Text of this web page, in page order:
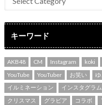
キーワード
AKB48 CM Instagram koki
YouTube
YouTuber お笑い
イルミネーション
インスタグラム
クリスマス
グラビア コラボ